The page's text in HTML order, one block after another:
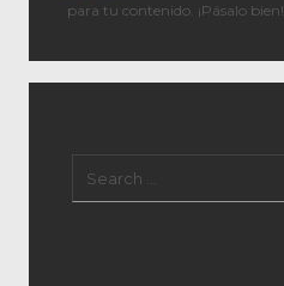
para tu contenido. ¡Pásalo bien!